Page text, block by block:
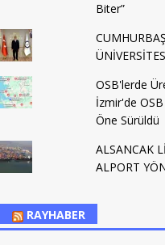
Biter”
OSB'lerde
İzmir'de
Öne Sürüldü
ALSANCAK
ALPORT
RAYHABER